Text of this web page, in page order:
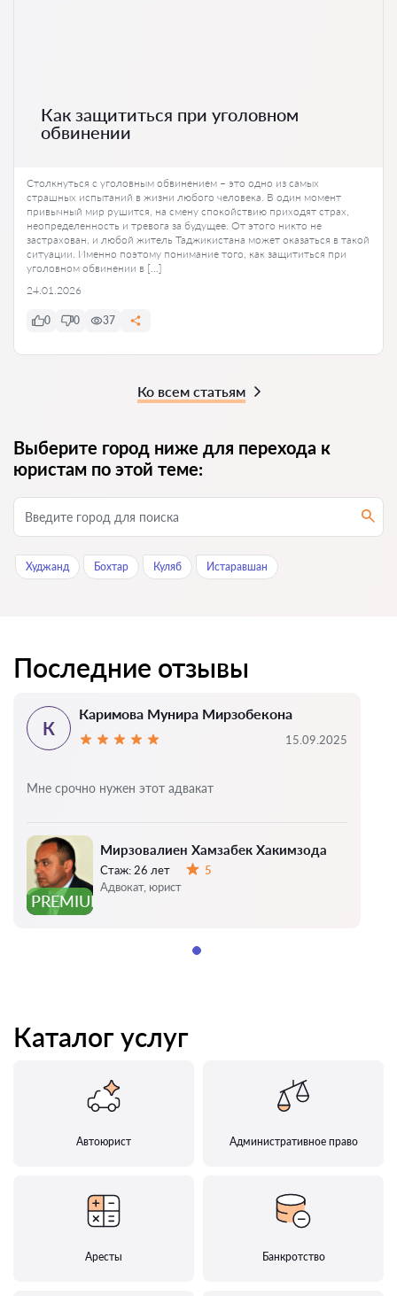
Как защититься при уголовном
обвинении
Столкнуться с уголовным обвинением – это одно из самых
страшных испытаний в жизни любого человека. В один момент
привычный мир рушится, на смену спокойствию приходят страх,
неопределенность и тревога за будущее. От этого никто не
застрахован, и любой житель Таджикистана может оказаться в такой
ситуации. Именно поэтому понимание того, как защититься при
уголовном обвинении в […]
24.01.2026
0 0 37
Ко всем статьям
Выберите город ниже для перехода к
юристам по этой теме:
Худжанд Бохтар Куляб Истаравшан
Последние отзывы
PREMIUM
Мирзовалиен Хамзабек Хакимзода
Стаж: 26 лет
5
Адвокат, юрист
К
Каримова Мунира Мирзобекона
15.09.2025
Мне срочно нужен этот адвакат
Каталог услуг
Автоюрист Административное право
Аресты Банкротство